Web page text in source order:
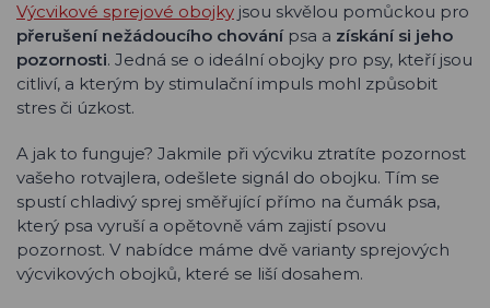
Výcvikové sprejové obojky jsou skvělou pomůckou pro
přerušení nežádoucího chovánípsa a získání si jeho
pozornosti. Jedná se o ideální obojky pro psy, kteří jsou
citliví, a kterým by stimulační impuls mohl způsobit
stres či úzkost.
A jak to funguje? Jakmile při výcviku ztratíte pozornost
vašeho rotvajlera, odešlete signál do obojku. Tím se
spustí chladivý sprej směřující přímo na čumák psa,
který psa vyruší a opětovně vám zajistí psovu
pozornost. V nabídce máme dvě varianty sprejových
výcvikových obojků, které se liší dosahem.